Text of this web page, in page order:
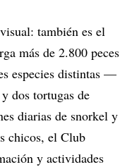
también es el
más de 2.800 peces
especies distintas —
dos tortugas de
diarias de snorkel y
chicos, el Club
y actividades